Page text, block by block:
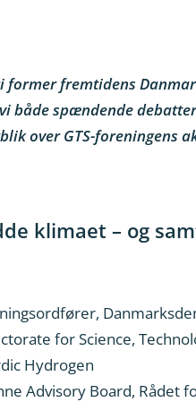
fremtidens
både spændende
over GTS-foreningens
klimaet – og
for Science,
Hydrogen
Advisory Board, Rådet